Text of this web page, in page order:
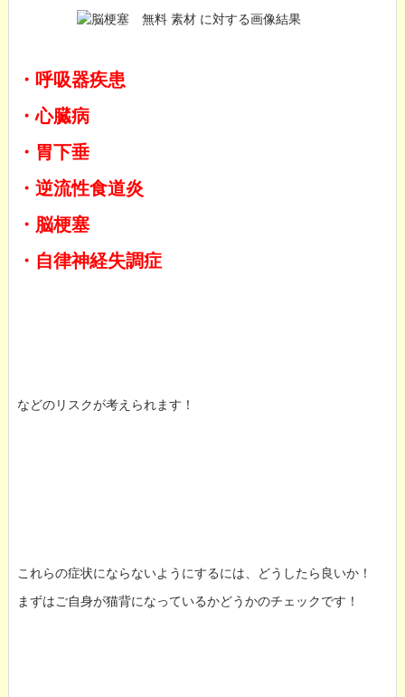
・呼吸器疾患
・心臓病
・胃下垂
・逆流性食道炎
・脳梗塞
・自律神経失調症
などのリスクが考えられます！
これらの症状にならないようにするには、どうしたら良いか！
まずはご自身が猫背になっているかどうかのチェックです！